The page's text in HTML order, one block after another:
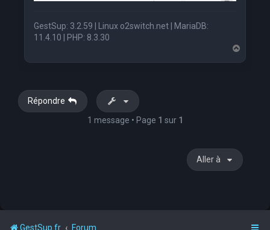
GestSup: 3.2.59 | Linux o2switch.net | MariaDB:
11.4.10 | PHP: 8.3.30
a
Répondre
1 message • Page 1 sur 1
Aller à
GestSup.fr Forum